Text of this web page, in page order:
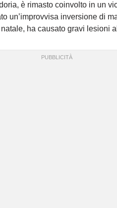
è rimasto coinvolto in un
un’improvvisa inversione di
ha causato gravi lesioni